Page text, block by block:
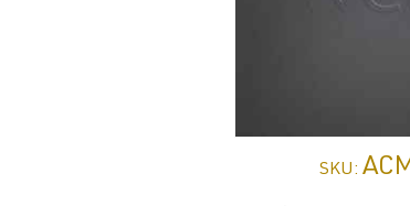
SKU: